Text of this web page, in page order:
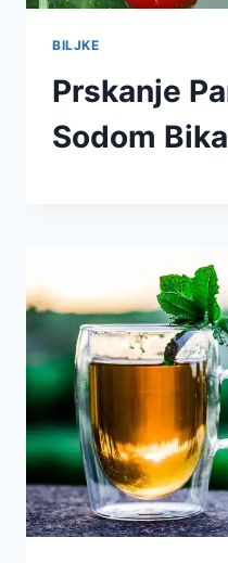
BILJKE
Prskanje
Sodom